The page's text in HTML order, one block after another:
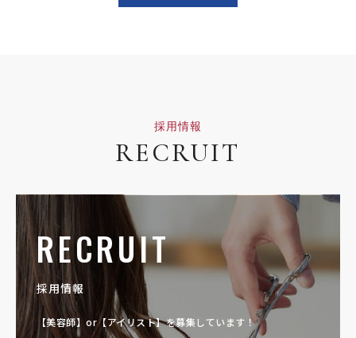
採用情報
RECRUIT
RECRUIT
採用情報
【美容師】or【アイリスト】を募集しています！